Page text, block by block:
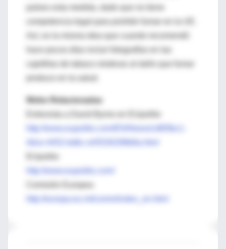
competencia legal para prohibir fumar en la UE.
hace pocos días incluir fotografías en las
cajetillas de tabaco relativas al daño que fumar
Webs Relacionadas
http://www.eupolitix.com/EN/News/cd6f3bc1-
http://www.eupolitix.com/
http://europa.eu.int/comm/index_en.htm/